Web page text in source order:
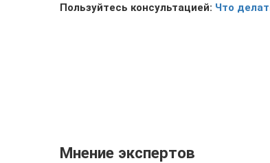
Пользуйтесь консультацией: Что
Мнение экспертов